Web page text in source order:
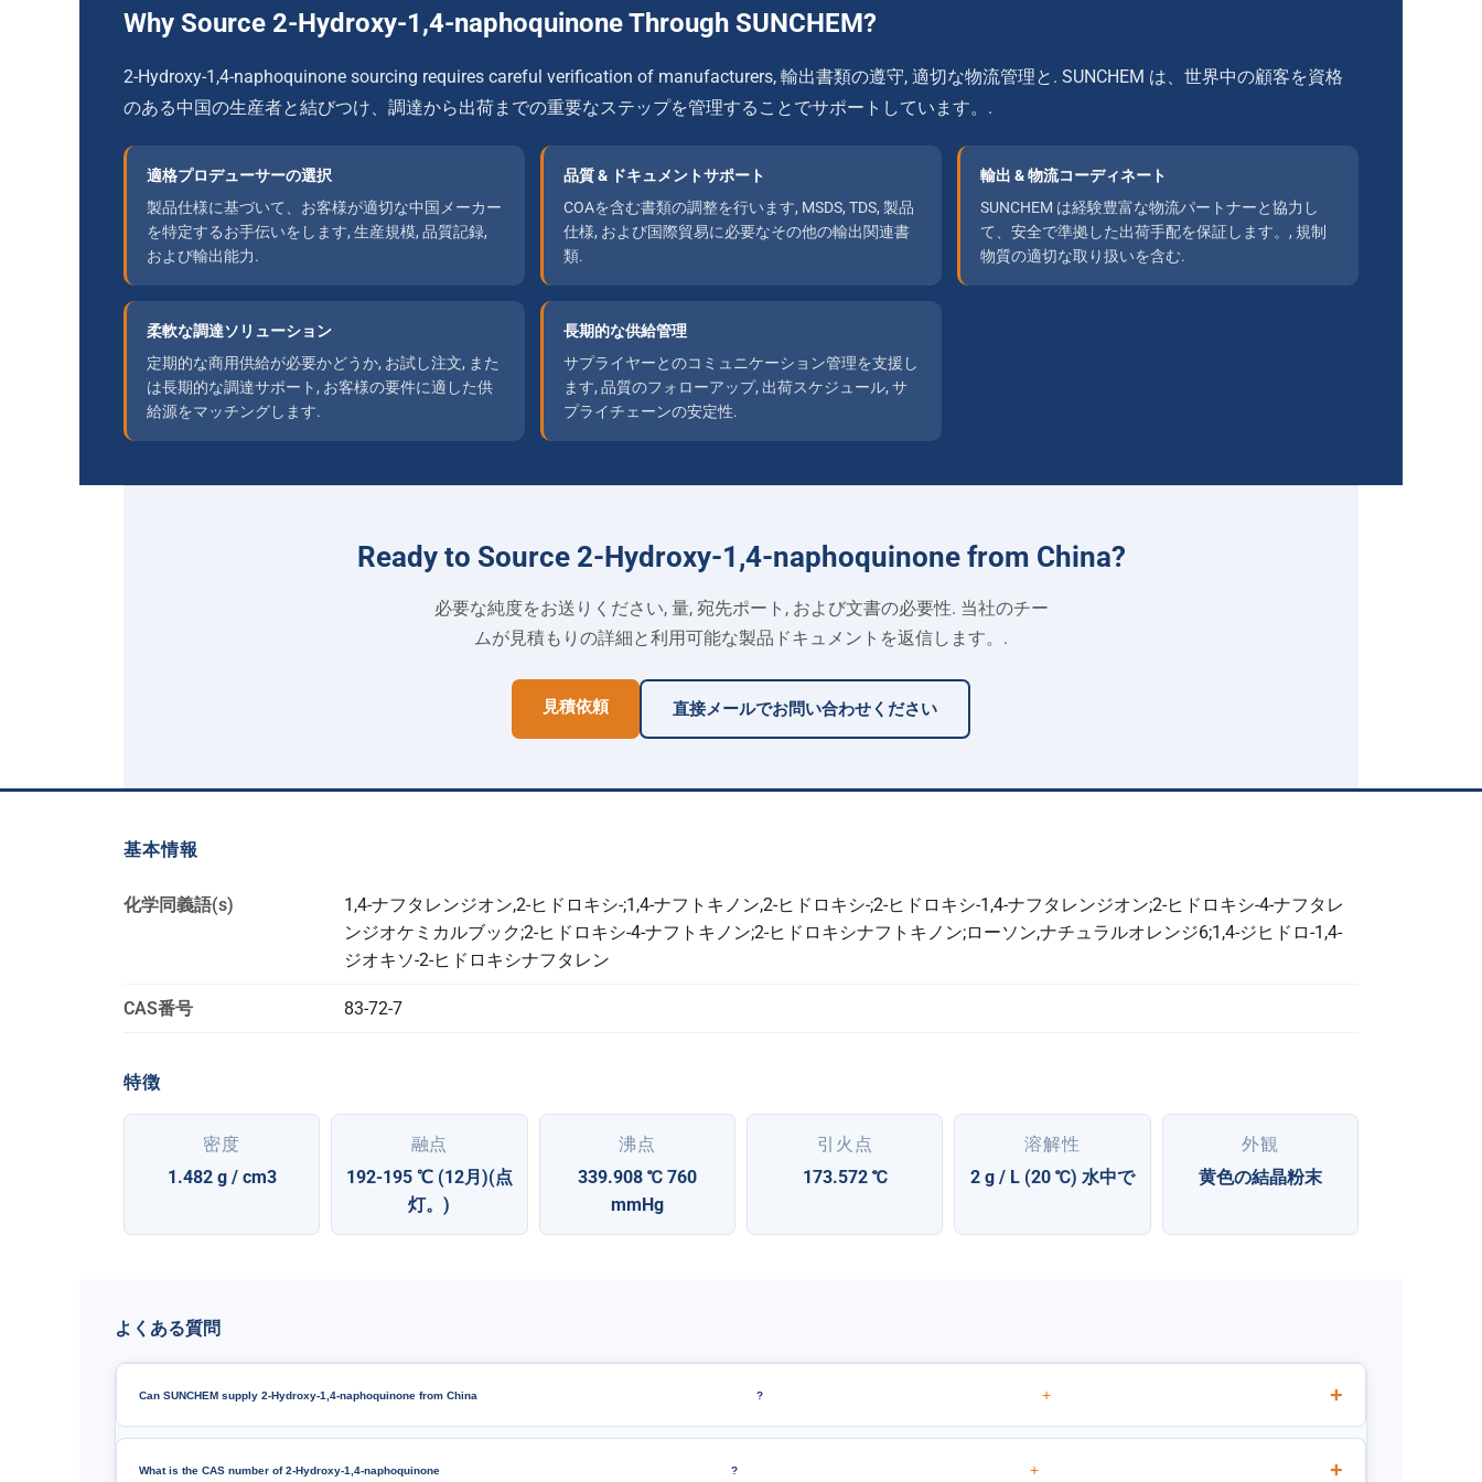
Why Source 2-Hydroxy-1,4-naphoquinone Through SUNCHEM?
2-Hydroxy-1,4-naphoquinone sourcing requires careful verification of manufacturers, 輸出書類の遵守, 適切な物流管理と. SUNCHEM は、世界中の顧客を資格
のある中国の生産者と結びつけ、調達から出荷までの重要なステップを管理することでサポートしています。.
適格プロデューサーの選択
製品仕様に基づいて、お客様が適切な中国メーカー
を特定するお手伝いをします, 生産規模, 品質記録,
および輸出能力.
品質 & ドキュメントサポート
COAを含む書類の調整を行います, MSDS, TDS, 製品
仕様, および国際貿易に必要なその他の輸出関連書
類.
輸出 & 物流コーディネート
SUNCHEM は経験豊富な物流パートナーと協力し
て、安全で準拠した出荷手配を保証します。, 規制
物質の適切な取り扱いを含む.
柔軟な調達ソリューション
定期的な商用供給が必要かどうか, お試し注文, また
は長期的な調達サポート, お客様の要件に適した供
給源をマッチングします.
長期的な供給管理
サプライヤーとのコミュニケーション管理を支援し
ます, 品質のフォローアップ, 出荷スケジュール, サ
プライチェーンの安定性.
Ready to Source 2-Hydroxy-1,4-naphoquinone from China?
必要な純度をお送りください, 量, 宛先ポート, および文書の必要性. 当社のチー
ムが見積もりの​​詳細と利用可能な製品ドキュメントを返信します。.
見積依頼 直接メールでお問い合わせください
基本情報
化学同義語(s)
1,4-ナフタレンジオン,2-ヒドロキシ-;1,4-ナフトキノン,2-ヒドロキシ-;2-ヒドロキシ-1,4-ナフタレンジオン;2-ヒドロキシ-4-ナフタレ
ンジオケミカルブック;2-ヒドロキシ-4-ナフトキノン;2-ヒドロキシナフトキノン;ローソン,ナチュラルオレンジ6;1,4-ジヒドロ-1,4-
ジオキソ-2-ヒドロキシナフタレン
CAS番号 83-72-7
特徴
密度
1.482 g / cm3
融点
192-195 ℃ (12月)(点
灯。)
沸点
339.908 ℃ 760
mmHg
引火点
173.572 ℃
溶解性
2 g / L (20 ℃) 水中で
外観
黄色の結晶粉末
よくある質問
Can SUNCHEM supply 2-Hydroxy-1,4-naphoquinone from China ? +
What is the CAS number of 2-Hydroxy-1,4-naphoquinone ? +